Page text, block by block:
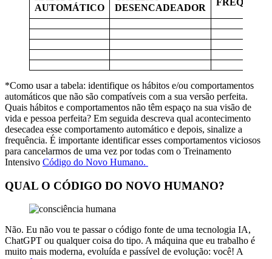
AUTOMÁTICO
DESENCADEADOR
*Como usar a tabela: identifique os hábitos e/ou comportamentos
automáticos que não são compatíveis com a sua versão perfeita.
Quais hábitos e comportamentos não têm espaço na sua visão de
vida e pessoa perfeita? Em seguida descreva qual acontecimento
desecadea esse comportamento automático e depois, sinalize a
frequência. É importante identificar esses comportamentos viciosos
para cancelarmos de uma vez por todas com o Treinamento
Intensivo Código do Novo Humano.
QUAL O CÓDIGO DO NOVO HUMANO?
Não. Eu não vou te passar o código fonte de uma tecnologia IA,
ChatGPT ou qualquer coisa do tipo. A máquina que eu trabalho é
muito mais moderna, evoluída e passível de evolução: você! A